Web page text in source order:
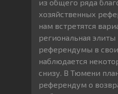
из общего ряда
хозяйственных
нам встретятся
региональная
референдумы в
наблюдается
снизу. В Тюмени
референдум о